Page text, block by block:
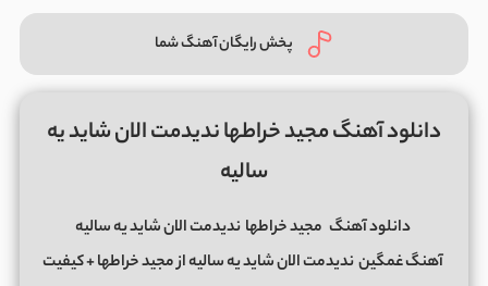
پخش رایگان آهنگ شما
دانلود آهنگ مجید خراطها ندیدمت الان شاید یه
سالیه
دانلود آهنگ مجید خراطها ندیدمت الان شاید یه سالیه
آهنگ غمگینندیدمت الان شاید یه سالیهازمجید خراطها+ کیفیت